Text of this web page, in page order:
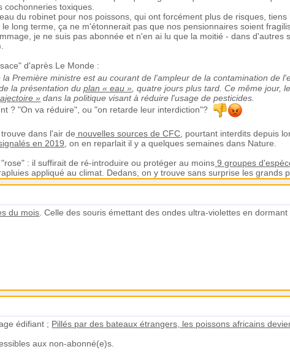
cochonneries toxiques.
du robinet pour nos poissons, qui ont forcément plus de risques,
long terme, ça ne m'étonnerait pas que nos pensionnaires soient
je ne suis pas abonnée et n'en ai lu que la moitié - dans
d'après Le Monde :
la Première ministre est au courant de l'ampleur de la contamination de
la présentation duplan « eau » , quatre jours plus tard. Ce même jour,
» dans la politique visant à réduire l'usage de pesticides.
? "On va réduire", ou "on retarde leur interdiction"?
dans l'air de nouvelles sources de CFC , pourtant interdits depuis
en 2019 , on en reparlait il y a quelques semaines dans Nature.
: il suffirait de ré-introduire ou protéger au moins 9 groupes
appliqué au climat. Dedans, on y trouve sans surprise les grands
du mois . Celle des souris émettant des ondes ultra-violettes en
édifiant ; Pillés par des bateaux étrangers, les poissons africains
aux non-abonné(e)s.